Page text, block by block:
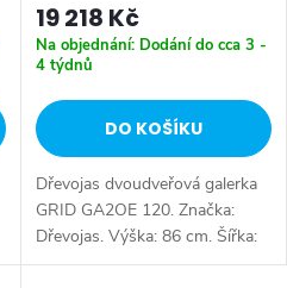
19 218 Kč
Na objednání: Dodání do cca 3 -
4 týdnů
DO KOŠÍKU
Dřevojas dvoudveřová galerka
GRID GA2OE 120. Značka:
Dřevojas. Výška: 86 cm. Šířka:
132 cm. Hloubka: 14 cm.